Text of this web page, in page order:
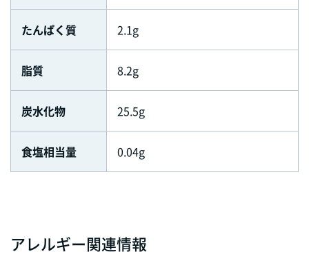
たんぱく質 2.1g
脂質 8.2g
炭水化物 25.5g
食塩相当量 0.04g
アレルギー関連情報